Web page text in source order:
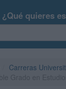
¿Qué quieres
Carreras